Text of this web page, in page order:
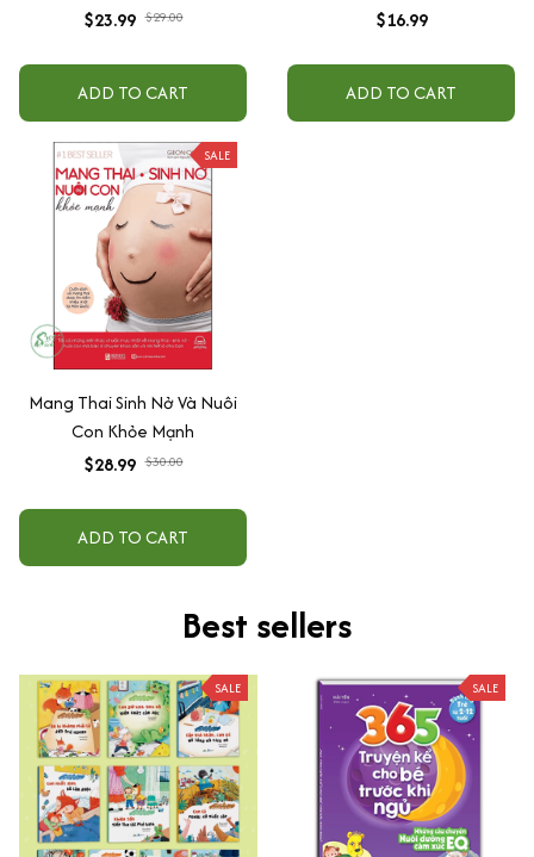
Bệnh Tật
$23.99 $29.00
ADD TO CART
$16.99
ADD TO CART
SALE
Mang Thai Sinh Nở Và Nuôi
Con Khỏe Mạnh
$28.99 $30.00
ADD TO CART
Best sellers
SALE SALE